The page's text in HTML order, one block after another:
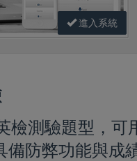
進入系統
檢測驗題型，可
備防弊功能與成